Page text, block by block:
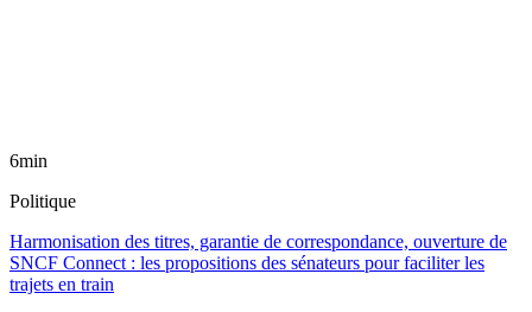
6min
Politique
Harmonisation des titres, garantie de correspondance, ouverture de
SNCF Connect : les propositions des sénateurs pour faciliter les
trajets en train